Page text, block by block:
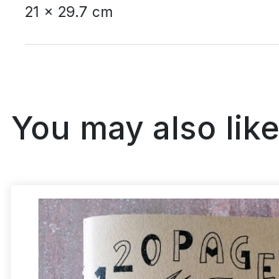
21 x 29.7 cm
You may also like